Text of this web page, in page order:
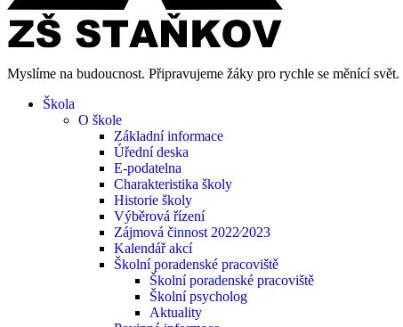
Myslíme na budoucnost. Připravujeme žáky pro rychle se měnící svět.
Škola
O škole
Základní informace
Úřední deska
E-podatelna
Charakteristika školy
Historie školy
Výběrová řízení
Zájmová činnost 2022⁄2023
Kalendář akcí
Školní poradenské pracoviště
Školní poradenské pracoviště
Školní psycholog
Aktuality